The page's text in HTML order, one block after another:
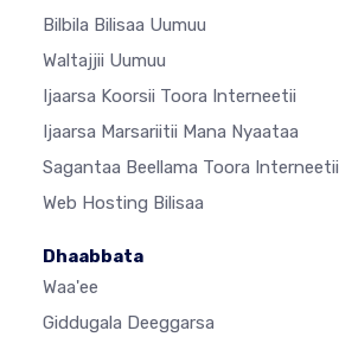
Bilbila Bilisaa Uumuu
Waltajjii Uumuu
Ijaarsa Koorsii Toora Interneetii
Ijaarsa Marsariitii Mana Nyaataa
Sagantaa Beellama Toora
Web Hosting Bilisaa
Dhaabbata
Waa'ee
Giddugala Deeggarsa